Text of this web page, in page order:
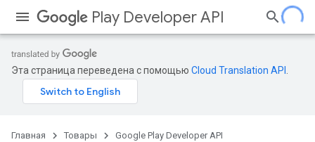
Play Developer API
Эта страница переведена с помощью Cloud Translation API
Главная Товары
Google Play Developer API